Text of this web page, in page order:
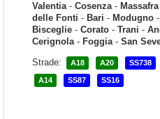
Valentia- Cosenza- Massafra
delle Fonti - Bari - Modugno -
Bisceglie - Corato - Trani -
Cerignola- Foggia- San
Strade:
A18 A20 SS738
A14 SS87 SS16